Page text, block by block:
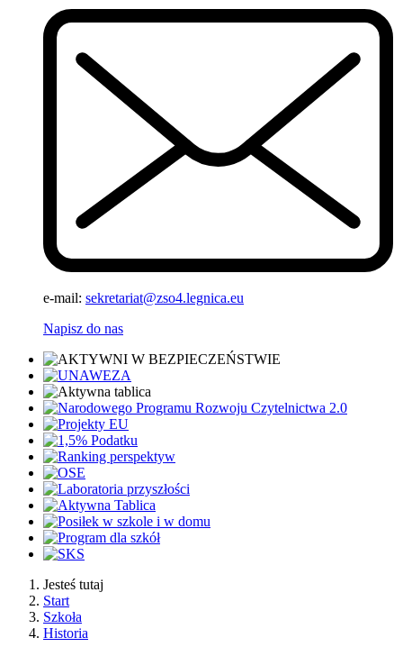
e-mail: sekretariat@zso4.legnica.eu
Napisz do nas
Jesteś tutaj
Start
Szkoła
Historia